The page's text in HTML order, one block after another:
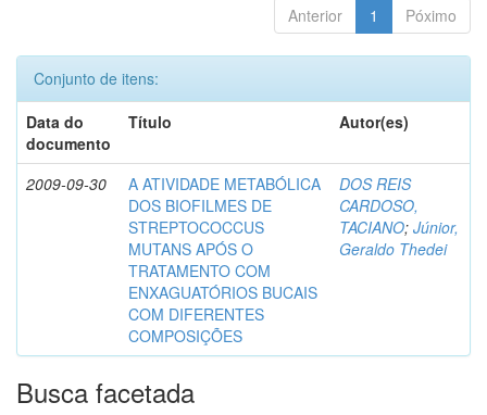
Anterior 1 Póximo
Conjunto de itens:
Data do
documento
Título Autor(es)
2009-09-30
A ATIVIDADE METABÓLICA
DOS BIOFILMES DE
STREPTOCOCCUS
MUTANS APÓS O
TRATAMENTO COM
ENXAGUATÓRIOS BUCAIS
COM DIFERENTES
COMPOSIÇÕES
DOS REIS
CARDOSO,
TACIANO; Júnior,
Geraldo Thedei
Busca facetada